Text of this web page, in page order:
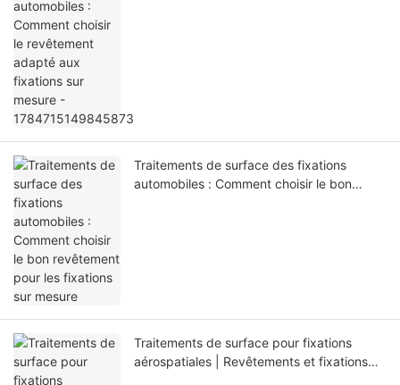
Traitements de surface des fixations
automobiles : Comment choisir le bon
Traitements de surface pour fixations
aérospatiales | Revêtements et fixations